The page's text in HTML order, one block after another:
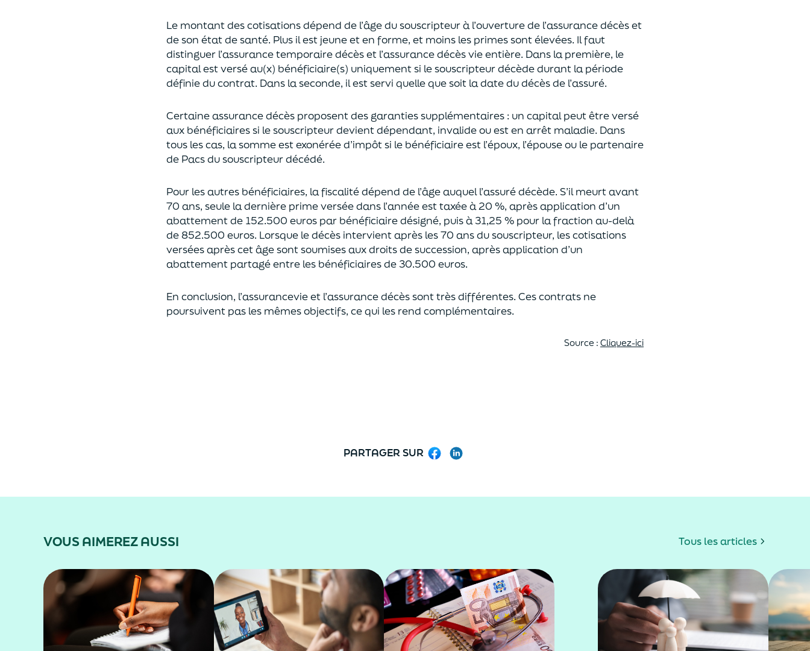
Le montant des cotisations dépend de l’âgedu souscripteur à l’ouverture de l’assurance décès et
de son état de santé. Plus il est jeuneet en forme, et moins les primes sont élevées. Il faut
distinguer l’assurance temporaire décès et l’assurancedécèsvie entière. Dans la première, le
capital estversé au(x) bénéficiaire(s) uniquementsi le souscripteur décède durant la période
définie du contrat. Dans la seconde, il est servi quelle que soit la date du décès de l’assuré.
Certaine assurance décès proposentdes garanties supplémentaires : un capitalpeut être versé
aux bénéficiaires si le souscripteur devient dépendant, invalide ouest en arrêt maladie. Dans
tous les cas, la somme est exonérée d’impôt si le bénéficiaire est l’époux, l’épouse ou le partenaire
de Pacsdu souscripteur décédé.
Pour les autres bénéficiaires, la fiscalité dépend de l’âgeauquell’assuré décède. S’il meurt avant
70 ans, seule la dernière prime versée dans l’année esttaxée à 20 %, après application d’un
abattement de 152.500 euros par bénéficiaire désigné, puis à 31,25 % pour la fraction au-delà
de852.500 euros. Lorsque le décès intervient après les 70 ans du souscripteur, les cotisations
versées après cet âge sont soumises aux droits de succession, après application d’un
abattement partagé entre les bénéficiaires de 30.500 euros.
En conclusion, l’assurancevie et l’assurance décès sont très différentes. Ces contrats ne
poursuivent pas les mêmes objectifs, ce qui les rend complémentaires.
Source : Cliquez-ici
PARTAGER SUR Facebook
VOUS AIMEREZ AUSSI Tous les articles